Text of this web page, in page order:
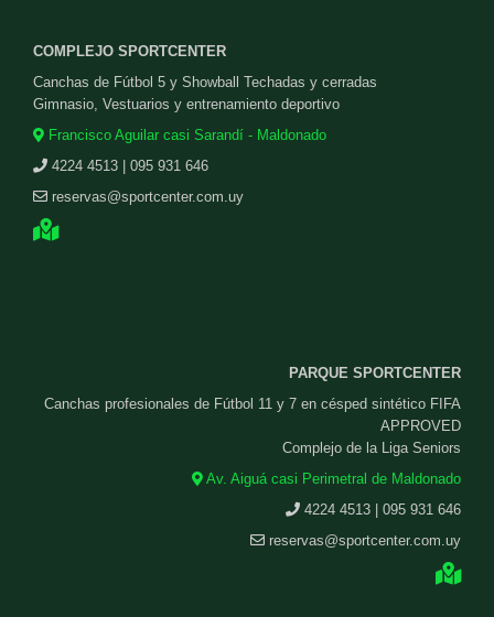
COMPLEJO SPORTCENTER
Canchas de Fútbol 5 y Showball Techadas y cerradas
Gimnasio, Vestuarios y entrenamiento deportivo
Francisco Aguilar casi Sarandí - Maldonado
4224 4513 | 095 931 646
reservas@sportcenter.com.uy
PARQUE SPORTCENTER
Canchas profesionales de Fútbol 11 y 7 en césped sintético FIFA
APPROVED
Complejo de la Liga Seniors
Av. Aiguá casi Perimetral de Maldonado
4224 4513 | 095 931 646
reservas@sportcenter.com.uy